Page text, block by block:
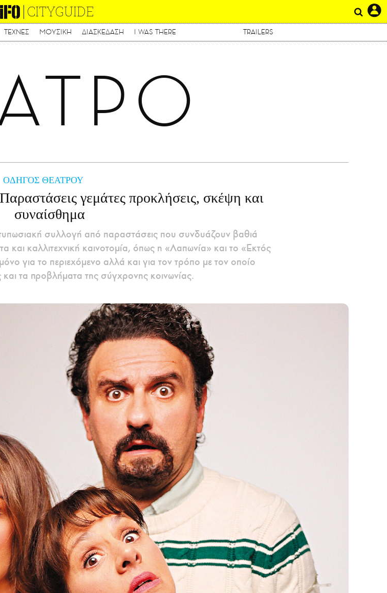
περιεχόμενο
CITYGUIDE
ΤΕΧΝΕΣ ΜΟΥΣΙΚΗ ΔΙΑΣΚΕΔΑΣΗ I WAS THERE TRAILERS
ΟΔΗΓΟΣ ΘΕΑΤΡΟΥ
γεμάτες προκλήσεις, σκέψη και
συναίσθημα
συλλογή από παραστάσεις που συνδυάζουν βαθιά
και καλλιτεχνική καινοτομία, όπως η «Λαπωνία» και το «Εκτός
για το περιεχόμενο αλλά και για τον τρόπο με τον οποίο
και τα προβλήματα της σύγχρονης κοινωνίας.